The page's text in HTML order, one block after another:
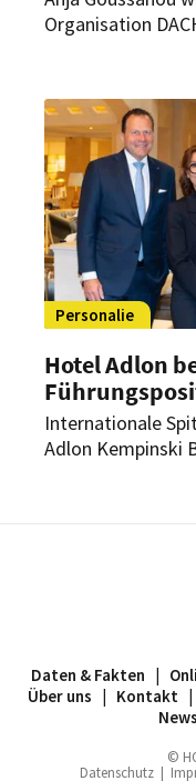
Organisation
Personalie
Hotel Adlon
Internationale
Adlon Kempinski
Daten & Fakten |
Über uns | Kontakt |
©
Datenschutz |